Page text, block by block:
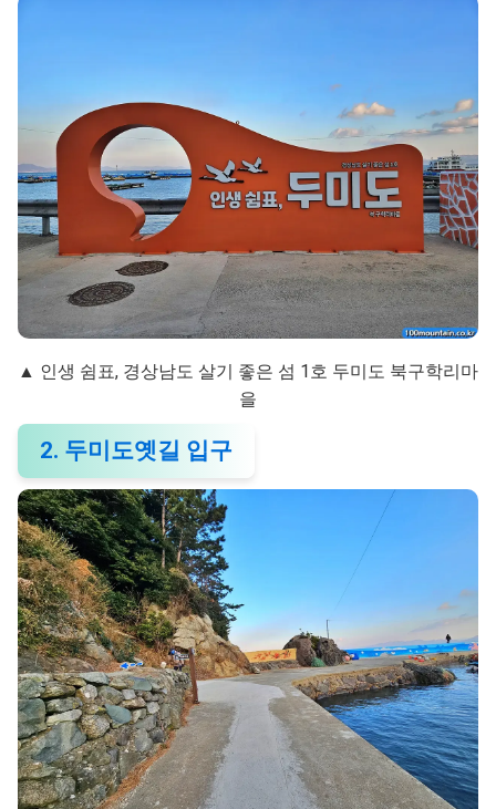
▲ 인생 쉼표, 경상남도 살기 좋은 섬 1호 두미도 북구학리마
을
2. 두미도옛길 입구